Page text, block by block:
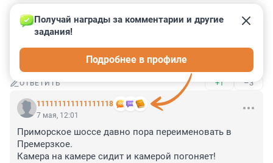
Гость
7 мая, 13:22
как вы уже задолбали со своим газмясом!!! сколько
лет ещё будете издеваться?!!!
ОТВЕТИТЬ +1 –3
111111111111111118
Получай награды за комментарии и другие
задания!
Подробнее в профиле
7 мая, 12:01
Приморское шоссе давно пора переименовать в
Премерзкое.
Камера на камере сидит и камерой погоняет!